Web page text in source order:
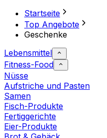
Startseite
Top Angebote
Geschenke
Lebensmittel
Fitness-Food
Nüsse
Aufstriche und Pasten
Samen
Fisch-Produkte
Fertiggerichte
Eier-Produkte